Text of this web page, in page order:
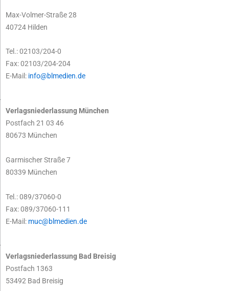
Max-Volmer-Straße 28
40724 Hilden
Tel.: 02103/204-0
Fax: 02103/204-204
E-Mail: info@blmedien.de
Verlagsniederlassung München
Postfach 21 03 46
80673 München
Garmischer Straße 7
80339 München
Tel.: 089/37060-0
Fax: 089/37060-111
E-Mail: muc@blmedien.de
Verlagsniederlassung Bad Breisig
Postfach 1363
53492 Bad Breisig